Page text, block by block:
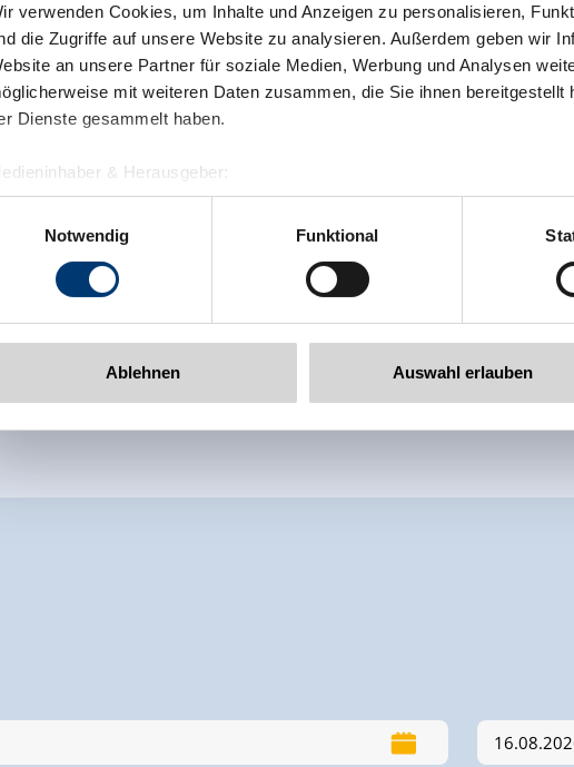
verwenden Cookies, um Inhalte und Anzeigen zu personalisieren,
die Zugriffe auf unsere Website zu analysieren. Außerdem geben wir
an unsere Partner für soziale Medien, Werbung und Analysen
mit weiteren Daten zusammen, die Sie ihnen
Dienste gesammelt haben.
& Herausgeber:
Bergbahnen Zillertal GmbH & Co KG
23// A-6280 Zell am Ziller
Notwendig
Funktional
Ablehnen Auswahl erlauben